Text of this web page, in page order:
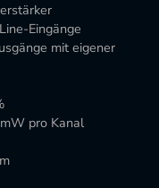
Eingänge
mit eigener
pro Kanal